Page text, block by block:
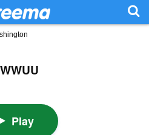
Play